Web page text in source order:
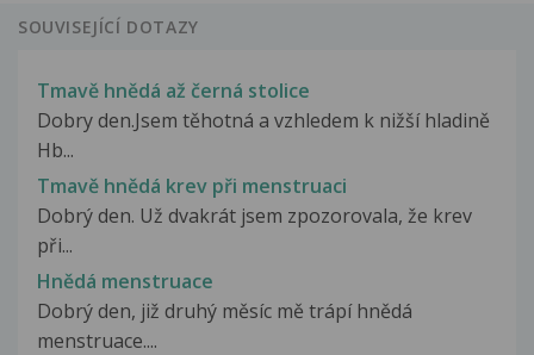
SOUVISEJÍCÍ DOTAZY
Tmavě hnědá až černá stolice
Dobry den.Jsem těhotná a vzhledem k nižší hladině
Hb...
Tmavě hnědá krev při menstruaci
Dobrý den. Už dvakrát jsem zpozorovala, že krev
při...
Hnědá menstruace
Dobrý den, již druhý měsíc mě trápí hnědá
menstruace....